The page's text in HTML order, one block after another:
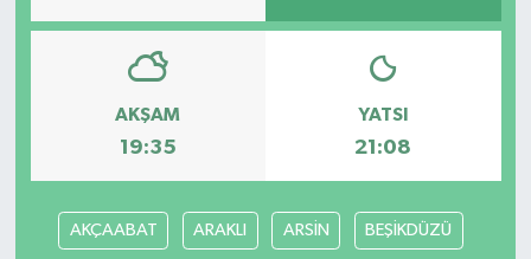
AKŞAM
19:35
YATSI
21:08
AKÇAABAT ARAKLI ARSİN BEŞİKDÜZÜ